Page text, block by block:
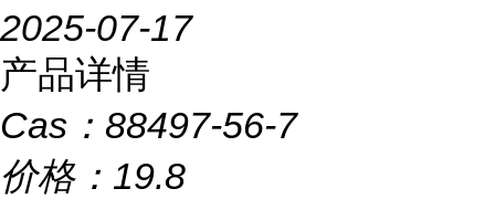
2025-07-17
产品详情
Cas： 88497-56-7
价格： 19.8